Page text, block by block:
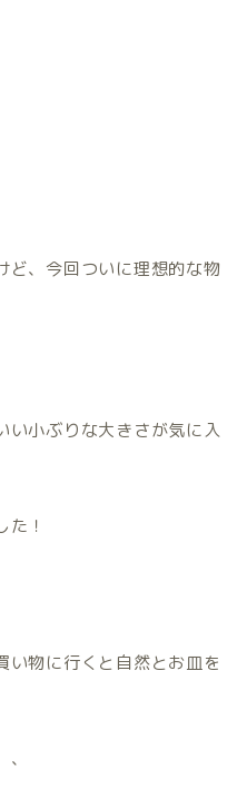
ど、今回ついに理想的な物
い小ぶりな大きさが気に入
！
い物に行くと自然とお皿を